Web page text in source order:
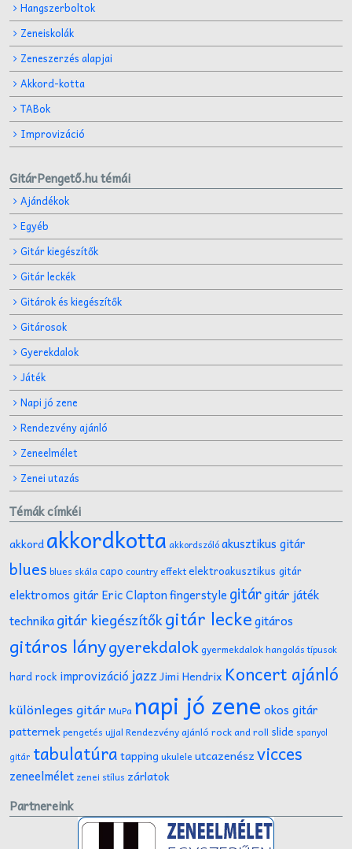
Hangszerboltok
Zeneiskolák
Zeneszerzés alapjai
Akkord-kotta
TABok
Improvizáció
GitárPengető.hu témái
Ajándékok
Egyéb
Gitár kiegészítők
Gitár leckék
Gitárok és kiegészítők
Gitárosok
Gyerekdalok
Játék
Napi jó zene
Rendezvény ajánló
Zeneelmélet
Zenei utazás
Témák címkéi
akkordakkordkotta akkordszólóakusztikus gitár
blues blues skálacapo country effektelektroakusztikus gitár
elektromos gitár Eric Claptonfingerstyle gitárgitár játék
technikagitár kiegészítőkgitár leckegitáros
gitáros lánygyerekdalokgyermekdalokhangolás típusok
hard rock improvizáció jazzJimi Hendrix Koncert ajánló
különleges gitár MuPa napi jó zene okos gitár
patternekpengetés ujjal Rendezvény ajánló rock and roll slide spanyol
gitár tabulatúratapping ukulele utcazenészvicces
zeneelmélet zenei stílus zárlatok
Partnereink